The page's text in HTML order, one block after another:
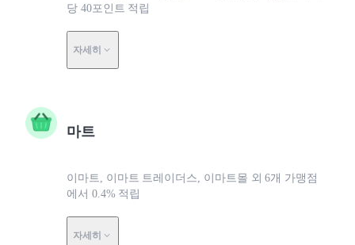
당 40포인트 적립
자세히
마트
이마트, 이마트 트레이더스, 이마트몰 외 6개 가맹점
에서 0.4% 적립
자세히